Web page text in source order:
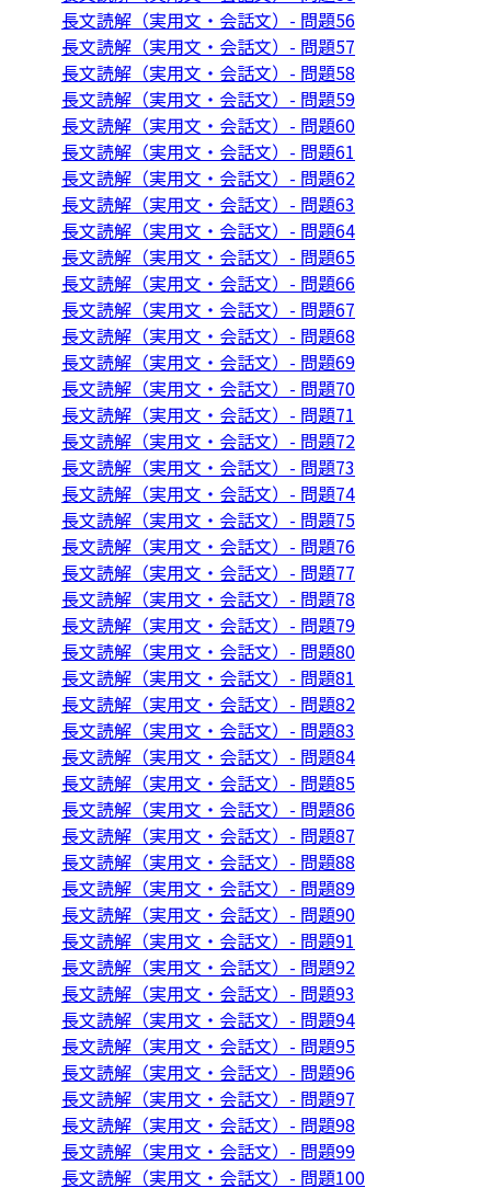
長文読解（実用文・会話文）- 問題56
長文読解（実用文・会話文）- 問題57
長文読解（実用文・会話文）- 問題58
長文読解（実用文・会話文）- 問題59
長文読解（実用文・会話文）- 問題60
長文読解（実用文・会話文）- 問題61
長文読解（実用文・会話文）- 問題62
長文読解（実用文・会話文）- 問題63
長文読解（実用文・会話文）- 問題64
長文読解（実用文・会話文）- 問題65
長文読解（実用文・会話文）- 問題66
長文読解（実用文・会話文）- 問題67
長文読解（実用文・会話文）- 問題68
長文読解（実用文・会話文）- 問題69
長文読解（実用文・会話文）- 問題70
長文読解（実用文・会話文）- 問題71
長文読解（実用文・会話文）- 問題72
長文読解（実用文・会話文）- 問題73
長文読解（実用文・会話文）- 問題74
長文読解（実用文・会話文）- 問題75
長文読解（実用文・会話文）- 問題76
長文読解（実用文・会話文）- 問題77
長文読解（実用文・会話文）- 問題78
長文読解（実用文・会話文）- 問題79
長文読解（実用文・会話文）- 問題80
長文読解（実用文・会話文）- 問題81
長文読解（実用文・会話文）- 問題82
長文読解（実用文・会話文）- 問題83
長文読解（実用文・会話文）- 問題84
長文読解（実用文・会話文）- 問題85
長文読解（実用文・会話文）- 問題86
長文読解（実用文・会話文）- 問題87
長文読解（実用文・会話文）- 問題88
長文読解（実用文・会話文）- 問題89
長文読解（実用文・会話文）- 問題90
長文読解（実用文・会話文）- 問題91
長文読解（実用文・会話文）- 問題92
長文読解（実用文・会話文）- 問題93
長文読解（実用文・会話文）- 問題94
長文読解（実用文・会話文）- 問題95
長文読解（実用文・会話文）- 問題96
長文読解（実用文・会話文）- 問題97
長文読解（実用文・会話文）- 問題98
長文読解（実用文・会話文）- 問題99
長文読解（実用文・会話文）- 問題100